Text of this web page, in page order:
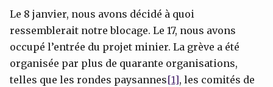
Le 8 janvier, nous avons décidé à quoi
ressemblerait notre blocage. Le 17, nous avons
occupé l’entrée du projet minier. La grève a été
organisée par plus de quarante organisations,
telles que les rondes paysannes[1], les comités de